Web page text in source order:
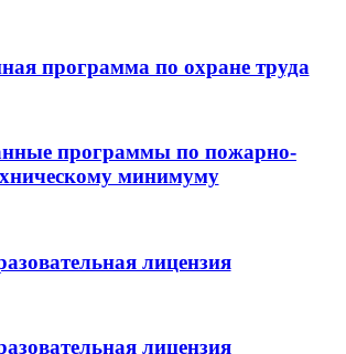
программа по охране труда
программы по пожарно-
минимуму
лицензия
лицензия